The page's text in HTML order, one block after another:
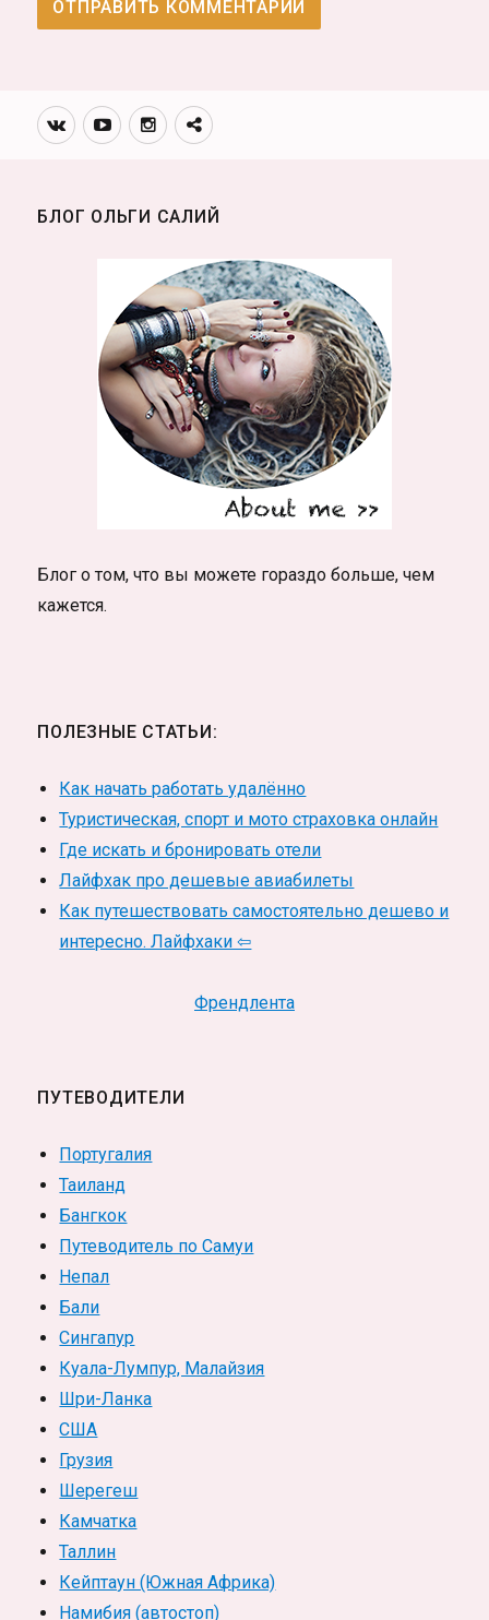
Вконтакте
YoutubeИнстаграмм
Телеграм
БЛОГ ОЛЬГИ САЛИЙ
Блог о том, что вы можете гораздо больше, чем
кажется.
ПОЛЕЗНЫЕ СТАТЬИ:
Как начать работать удалённо
Туристическая, спорт и мото страховка онлайн
Где искать и бронировать отели
Лайфхак про дешевые авиабилеты
Как путешествовать самостоятельно дешево и
интересно. Лайфхаки ⇦
Френдлента
ПУТЕВОДИТЕЛИ
Португалия
Таиланд
Бангкок
Путеводитель по Самуи
Непал
Бали
Сингапур
Куала-Лумпур, Малайзия
Шри-Ланка
США
Грузия
Шерегеш
Камчатка
Таллин
Кейптаун (Южная Африка)
Намибия (автостоп)